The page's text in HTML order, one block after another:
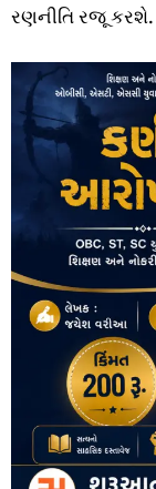
રણનીતિ રજૂ કરશે.